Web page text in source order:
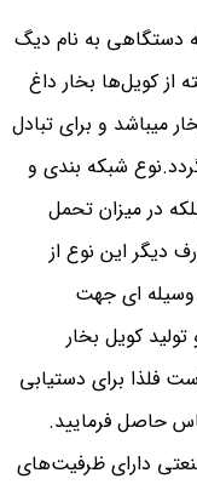
دستگاهی به نام دیگ
از کویل‌ها بخار داغ
میباشد و برای تبادل
شبکه بندی و
در میزان تحمل
دیگر این نوع از
وسیله ای جهت
کویل بخار
فلذا برای دستیابی
حاصل فرمایید.
دارای ظرفیت‌های